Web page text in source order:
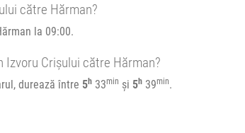
către Hărman?
la 09:00.
Crișului către Hărman?
durează între 5h 33min și 5h 39min.